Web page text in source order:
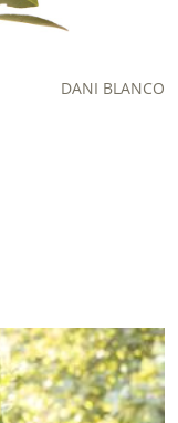
DANI BLANCO